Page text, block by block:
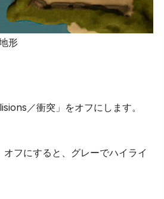
形
／衝突」をオフにします。
フにすると、グレーでハイライ